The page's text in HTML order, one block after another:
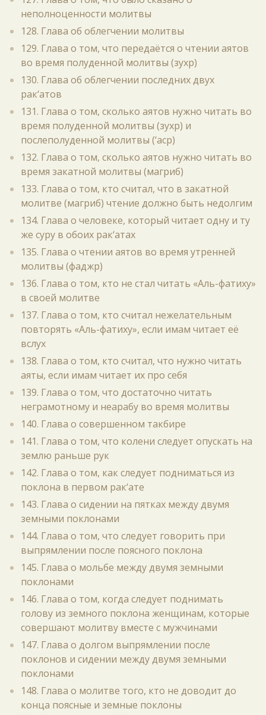
неполноценности молитвы
128. Глава об облегчении молитвы
129. Глава о том, что передаётся о чтении аятов
во время полуденной молитвы (зухр)
130. Глава об облегчении последних двух
рак‘атов
131. Глава о том, сколько аятов нужно читать во
время полуденной молитвы (зухр) и
послеполуденной молитвы (‘аср)
132. Глава о том, сколько аятов нужно читать во
время закатной молитвы (магриб)
133. Глава о том, кто считал, что в закатной
молитве (магриб) чтение должно быть недолгим
134. Глава о человеке, который читает одну и ту
же суру в обоих рак‘атах
135. Глава о чтении аятов во время утренней
молитвы (фаджр)
136. Глава о том, кто не стал читать «Аль-фатиху»
в своей молитве
137. Глава о том, кто считал нежелательным
повторять «Аль-фатиху», если имам читает её
вслух
138. Глава о том, кто считал, что нужно читать
аяты, если имам читает их про себя
139. Глава о том, что достаточно читать
неграмотному и неарабу во время молитвы
140. Глава о совершенном такбире
141. Глава о том, что колени следует опускать на
землю раньше рук
142. Глава о том, как следует подниматься из
поклона в первом рак‘ате
143. Глава о сидении на пятках между двумя
земными поклонами
144. Глава о том, что следует говорить при
выпрямлении после поясного поклона
145. Глава о мольбе между двумя земными
поклонами
146. Глава о том, когда следует поднимать
голову из земного поклона женщинам, которые
совершают молитву вместе с мужчинами
147. Глава о долгом выпрямлении после
поклонов и сидении между двумя земными
поклонами
148. Глава о молитве того, кто не доводит до
конца поясные и земные поклоны